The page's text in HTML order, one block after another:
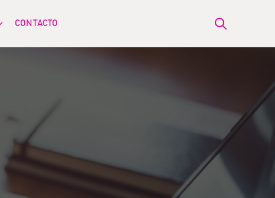
CONTACTO Open search